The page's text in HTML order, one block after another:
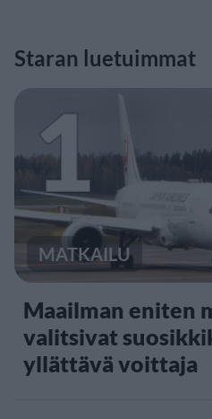
Staran luetuimmat
1
MATKAILU
Maailman eniten
valitsivat
yllättävä voittaja